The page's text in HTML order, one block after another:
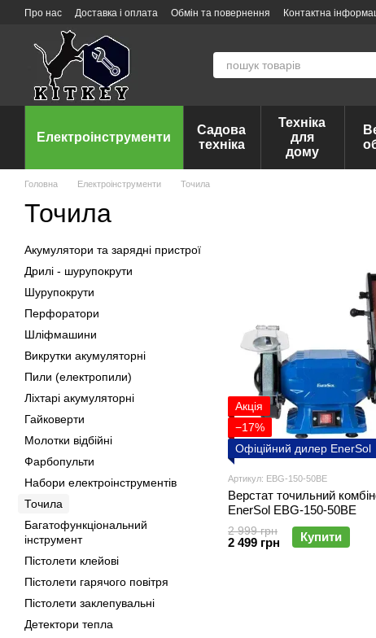
Перейти до основного контенту
Про нас Доставка і оплата Обмін та повернення Контактна
Електроінструменти
Садова
техніка
Техніка
для
дому
Головна Електроінструменти Точила
Точила
Акція
−17%
Офіційний дилер EnerSol
Артикул: EBG-150-50BE
Верстат точильний
EnerSol EBG-150-50BE
2 999 грн
2 499 грн Купити
Акумулятори та зарядні пристрої
Дрилі - шурупокрути
Шурупокрути
Перфоратори
Шліфмашини
Викрутки акумуляторні
Пили (електропили)
Ліхтарі акумуляторні
Гайковерти
Молотки відбійні
Фарбопульти
Набори електроінструментів
Точила
Багатофункціональний
інструмент
Пістолети клейові
Пістолети гарячого повітря
Пістолети заклепувальні
Детектори тепла